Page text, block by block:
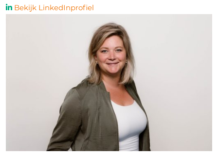
Bekijk LinkedInprofiel